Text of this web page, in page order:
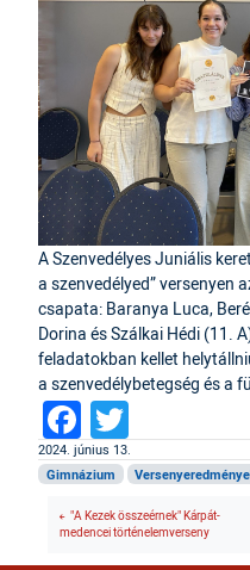
A Szenvedélyes Juniális
a szenvedélyed” versenyen
csapata: Baranya Luca,
Dorina és Szálkai Hédi (11.
feladatokban kellet
a szenvedélybetegség és a
Facebook
2024. június 13.
Gimnázium
"A Kezek összeérnek" Kárpát-
medencei történelemverseny